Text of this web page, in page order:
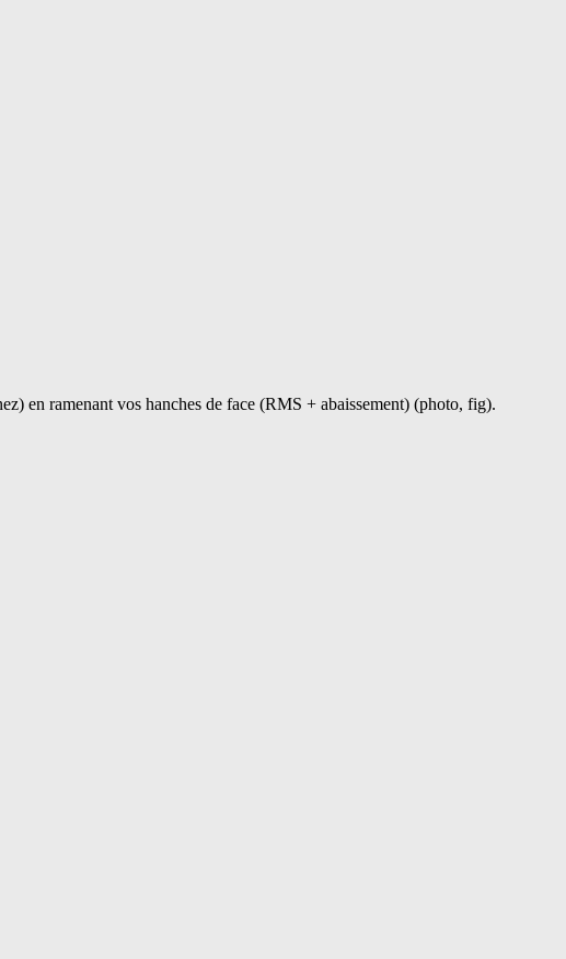
en ramenant vos hanches de face (RMS + abaissement) (photo, fig).